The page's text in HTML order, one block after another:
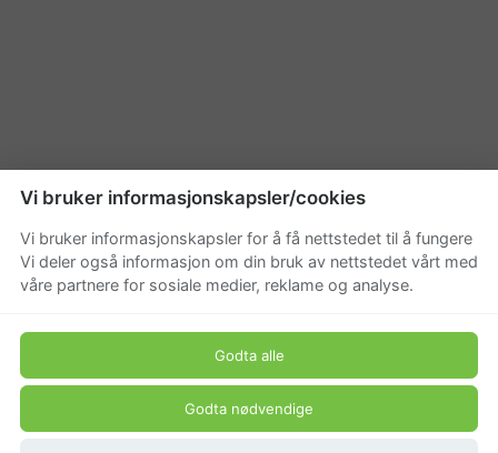
Vi bruker informasjonskapsler/cookies
Vi bruker informasjonskapsler for å få nettstedet til å fungere
Vi deler også informasjon om din bruk av nettstedet vårt med
våre partnere for sosiale medier, reklame og analyse.
Godta alle
Godta nødvendige